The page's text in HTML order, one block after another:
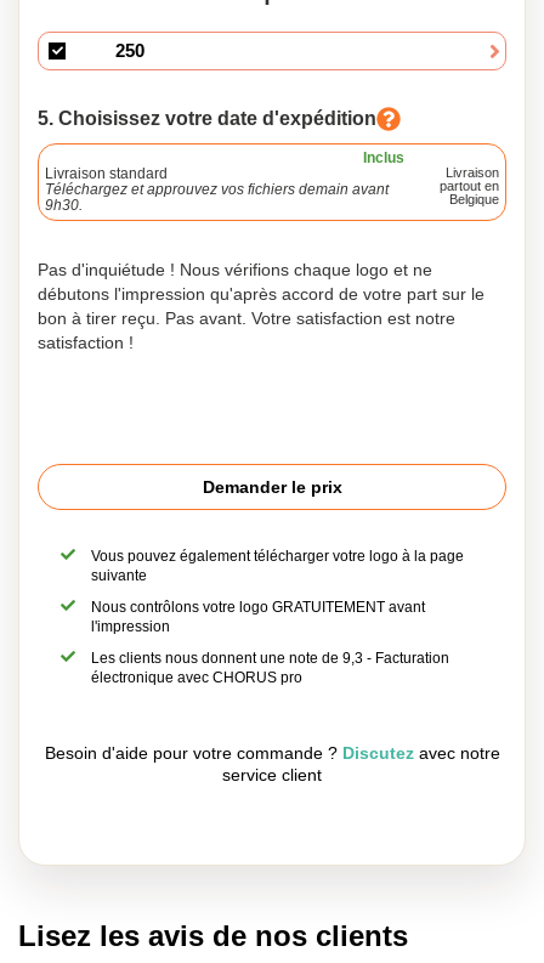
5. Choisissez votre date d'expédition
Inclus
Livraison standard
Téléchargez et approuvez vos fichiers demain avant
9h30.
Livraison
partout en
Belgique
Pas d'inquiétude ! Nous vérifions chaque logo et ne
débutons l'impression qu'après accord de votre part sur le
bon à tirer reçu. Pas avant. Votre satisfaction est notre
satisfaction !
Demander le prix
Vous pouvez également télécharger votre logo à la page
suivante
Nous contrôlons votre logo GRATUITEMENT avant
l'impression
Les clients nous donnent une note de 9,3 - Facturation
électronique avec CHORUS pro
Besoin d'aide pour votre commande ? Discutezavec notre
service client
Lisez les avis de nos clients